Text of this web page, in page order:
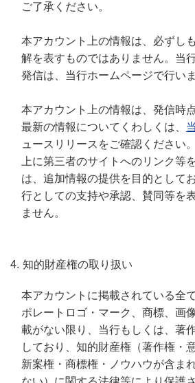
ご了承ください。
本アカウント上の情報は、必ずし
解を表すものではありません。当
発信は、当行ホームページで行いま
本アカウント上の情報は、発信時
最新の情報についてくわしくは、
ュースリリースをご確認ください
上に第三者のサイトへのリンク等
は、追加情報の提供を目的として
行としての支持や承認、賛同等を
ません。
知的財産権の取り扱い
本アカウントに掲載されている全
ポレートロゴ・マーク、商標、画
載がない限り、当行もしくは、著
しており、知的財産権（著作権・
新案権・商標権・ノウハウが含ま